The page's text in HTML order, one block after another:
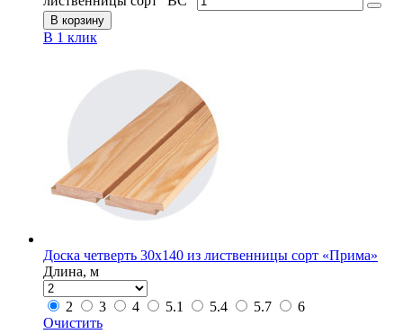
В корзину
В 1 клик
Доска четверть 30х140 из лиственницы сорт «Прима»
Длина, м
2 3 4 5.1 5.4 5.7
6
Очистить